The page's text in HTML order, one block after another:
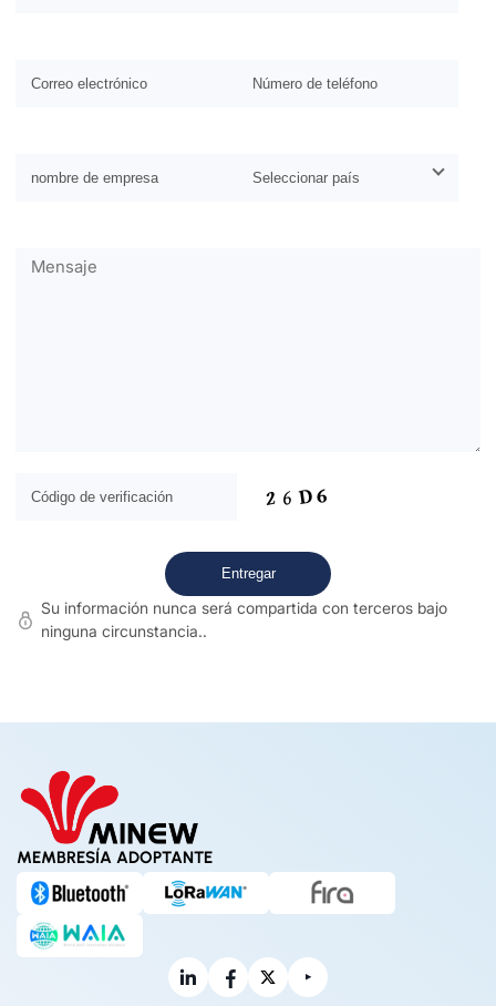
Su información nunca será compartida con terceros bajo
ninguna circunstancia..
MEMBRESÍA ADOPTANTE